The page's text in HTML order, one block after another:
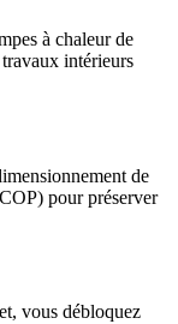
à chaleur de
intérieurs
de
pour préserver
, vous débloquez